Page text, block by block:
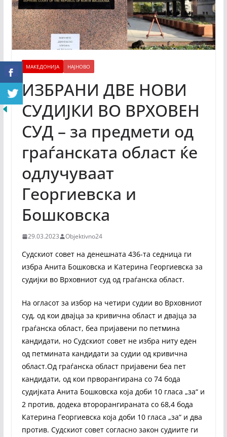
МАКЕДОНИЈА НАЈНОВО
ИЗБРАНИ ДВЕ НОВИ
СУДИЈКИ ВО ВРХОВЕН
СУД – за предмети од
граѓанската област ќе
одлучуваат
Георгиевска и
Бошковска
29.03.2023 Objektivno24
Судскиот совет на денешната 436-та седница ги
избра Анита Бошковска и Катерина Георгиевска за
судијки во Врховниот суд од граѓанска област.
На огласот за избор на четири судии во Врховниот
суд, од кои двајца за кривична област и двајца за
граѓанска област, беа пријавени по петмина
кандидати, но Судскиот совет не избра ниту еден
од петмината кандидати за судии од кривична
област.Од граѓанска област пријавени беа пет
кандидати, од кои прворангирана со 74 бода
судијката Анита Бошковска која доби 10 гласа „за“ и
2 против, додека второрангираната со 68,4 бода
Катерина Георгиевска која доби 10 гласа „за“ и два
против. Судскиот совет согласно закон судиите ги